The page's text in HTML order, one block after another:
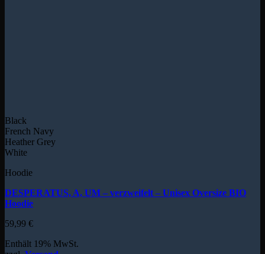
Black
French Navy
Heather Grey
White
Hoodie
DESPERATUS, A, UM – verzweifelt – Unisex Oversize BIO
Hoodie
59,99 €
Enthält 19% MwSt.